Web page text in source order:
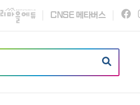
C NSE메타버스